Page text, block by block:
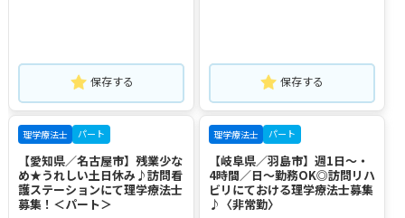
保存する 保存する
理学療法士 パート
【愛知県／名古屋市】残業少な
め★うれしい土日休み♪訪問看
護ステーションにて理学療法士
募集！＜パート＞
理学療法士 パート
【岐阜県／羽島市】週1日～・
4時間／日～勤務OK◎訪問リハ
ビリにておける理学療法士募集
♪〈非常勤〉